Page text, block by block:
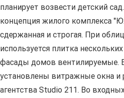
планирует возвести детский
концепция жилого комплекса
сдержанная и строгая. При
используется плитка
фасады домов вентилируемые.
установлены витражные окна и
агентства Studio 211. Во